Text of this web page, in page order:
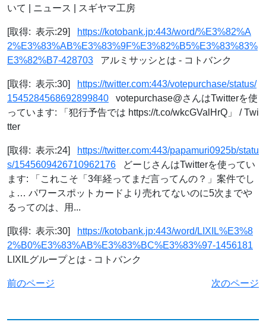
いて | ニュース | スギヤマ工房
[取得: 表示:29]
https://kotobank.jp:443/word/%E3%82%A
2%E3%83%AB%E3%83%9F%E3%82%B5%E3%83%83%
E3%82%B7-428703 アルミサッシとは - コトバンク
[取得: 表示:30]
https://twitter.com:443/votepurchase/status/
1545284568692899840 votepurchase@さんはTwitterを使
っています: 「犯行予告では https://t.co/wkcGValHrQ」 / Twi
tter
[取得: 表示:24]
https://twitter.com:443/papamuri0925b/statu
s/1545609426710962176 どーじさんはTwitterを使ってい
ます: 「これこそ「3年経ってまだ言ってんの？」案件でし
ょ… パワースポットカードより売れてないのに5次までや
るってのは、用...
[取得: 表示:30]
https://kotobank.jp:443/word/LIXIL%E3%8
2%B0%E3%83%AB%E3%83%BC%E3%83%97-1456181
LIXILグループとは - コトバンク
前のページ 次のページ